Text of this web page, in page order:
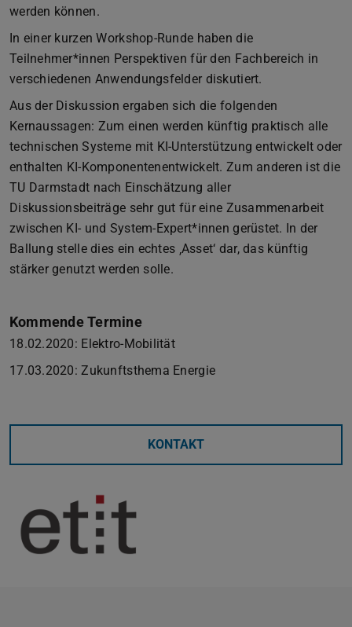
werden können.
In einer kurzen Workshop-Runde haben die
Teilnehmer*innen Perspektiven für den Fachbereich in
verschiedenen Anwendungsfelder diskutiert.
Aus der Diskussion ergaben sich die folgenden
Kernaussagen: Zum einen werden künftig praktisch alle
technischen Systeme mit KI-Unterstützung entwickelt oder
enthalten KI-Komponentenentwickelt. Zum anderen ist die
TU Darmstadt nach Einschätzung aller
Diskussionsbeiträge sehr gut für eine Zusammenarbeit
zwischen KI- und System-Expert*innen gerüstet. In der
Ballung stelle dies ein echtes ‚Asset‘ dar, das künftig
stärker genutzt werden solle.
Kommende Termine
18.02.2020: Elektro-Mobilität
17.03.2020: Zukunftsthema Energie
KONTAKT